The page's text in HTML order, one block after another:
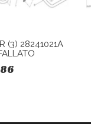
(3) 28241021A